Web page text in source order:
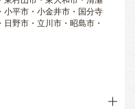
小平市・小金井市・国分寺
野市・立川市・昭島市・